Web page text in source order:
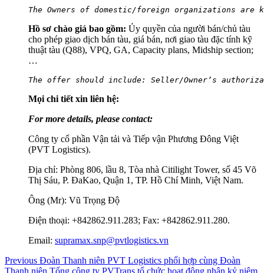
The Owners of domestic/foreign organizations are
Hồ sơ chào giá bao gồm: Ủy quyền của người bán/chủ tàu
cho phép giao dịch bán tàu, giá bán, nơi giao tàu đặc tính kỹ
thuật tàu (Q88), VPQ, GA, Capacity plans, Midship section;
…
The offer should include: Seller/Owner’s
Mọi chi tiết xin liên hệ:
For more details, please contact:
Công ty cổ phần Vận tải và Tiếp vận Phương Đông Việt
(PVT Logistics).
Địa chỉ: Phòng 806, lầu 8, Tòa nhà Citilight Tower, số 45 Võ
Thị Sáu, P. ĐaKao, Quận 1, TP. Hồ Chí Minh, Việt Nam.
Ông (Mr): Vũ Trọng Độ
Điện thoại: +842862.911.283; Fax: +842862.911.280.
Email: supramax.snp@pvtlogistics.vn
Điều
Previous Previous
post:
Đoàn Thanh niên PVT Logistics phối hợp cùng Đoàn
Thanh niên Tổng công ty PVTrans tổ chức hoạt động nhân kỷ niệm